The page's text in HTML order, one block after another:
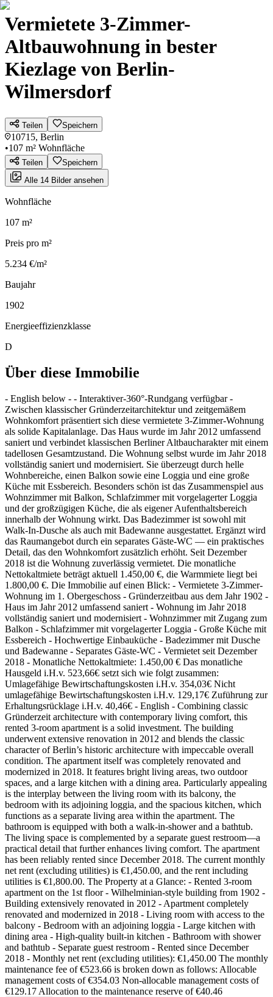
Vermietete 3-Zimmer-
Altbauwohnung in bester
Kiezlage von Berlin-
Wilmersdorf
Teilen Speichern
10715, Berlin
•107 m² Wohnfläche
Teilen
Speichern
Alle 14 Bilder ansehen
Wohnfläche
107 m²
Preis pro m²
5.234 €/m²
Baujahr
1902
Energieeffizienzklasse
D
Über diese Immobilie
- English below - - Interaktiver-360°-Rundgang verfügbar -
Zwischen klassischer Gründerzeitarchitektur und zeitgemäßem
Wohnkomfort präsentiert sich diese vermietete 3-Zimmer-Wohnung
als solide Kapitalanlage. Das Haus wurde im Jahr 2012 umfassend
saniert und verbindet klassischen Berliner Altbaucharakter mit einem
tadellosen Gesamtzustand. Die Wohnung selbst wurde im Jahr 2018
vollständig saniert und modernisiert. Sie überzeugt durch helle
Wohnbereiche, einen Balkon sowie eine Loggia und eine große
Küche mit Essbereich. Besonders schön ist das Zusammenspiel aus
Wohnzimmer mit Balkon, Schlafzimmer mit vorgelagerter Loggia
und der großzügigen Küche, die als eigener Aufenthaltsbereich
innerhalb der Wohnung wirkt. Das Badezimmer ist sowohl mit
Walk-In-Dusche als auch mit Badewanne ausgestattet. Ergänzt wird
das Raumangebot durch ein separates Gäste-WC — ein praktisches
Detail, das den Wohnkomfort zusätzlich erhöht. Seit Dezember
2018 ist die Wohnung zuverlässig vermietet. Die monatliche
Nettokaltmiete beträgt aktuell 1.450,00 €, die Warmmiete liegt bei
1.800,00 €. Die Immobilie auf einen Blick: - Vermietete 3-Zimmer-
Wohnung im 1. Obergeschoss - Gründerzeitbau aus dem Jahr 1902 -
Haus im Jahr 2012 umfassend saniert - Wohnung im Jahr 2018
vollständig saniert und modernisiert - Wohnzimmer mit Zugang zum
Balkon - Schlafzimmer mit vorgelagerter Loggia - Große Küche mit
Essbereich - Hochwertige Einbauküche - Badezimmer mit Dusche
und Badewanne - Separates Gäste-WC - Vermietet seit Dezember
2018 - Monatliche Nettokaltmiete: 1.450,00 € Das monatliche
Hausgeld i.H.v. 523,66€ setzt sich wie folgt zusammen:
Umlagefähige Bewirtschaftungskosten i.H.v. 354,03€ Nicht
umlagefähige Bewirtschaftungskosten i.H.v. 129,17€ Zuführung zur
Erhaltungsrücklage i.H.v. 40,46€ - English - Combining classic
Gründerzeit architecture with contemporary living comfort, this
rented 3-room apartment is a solid investment. The building
underwent extensive renovation in 2012 and blends the classic
character of Berlin’s historic architecture with impeccable overall
condition. The apartment itself was completely renovated and
modernized in 2018. It features bright living areas, two outdoor
spaces, and a large kitchen with a dining area. Particularly appealing
is the interplay between the living room with its balcony, the
bedroom with its adjoining loggia, and the spacious kitchen, which
functions as a separate living area within the apartment. The
bathroom is equipped with both a walk-in-shower and a bathtub.
The living space is complemented by a separate guest restroom—a
practical detail that further enhances living comfort. The apartment
has been reliably rented since December 2018. The current monthly
net rent (excluding utilities) is €1,450.00, and the rent including
utilities is €1,800.00. The Property at a Glance: - Rented 3-room
apartment on the 1st floor - Wilhelminian-style building from 1902 -
Building extensively renovated in 2012 - Apartment completely
renovated and modernized in 2018 - Living room with access to the
balcony - Bedroom with an adjoining loggia - Large kitchen with
dining area - High-quality built-in kitchen - Bathroom with shower
and bathtub - Separate guest restroom - Rented since December
2018 - Monthly net rent (excluding utilities): €1,450.00 The monthly
maintenance fee of €523.66 is broken down as follows: Allocable
management costs of €354.03 Non-allocable management costs of
€129.17 Allocation to the maintenance reserve of €40.46